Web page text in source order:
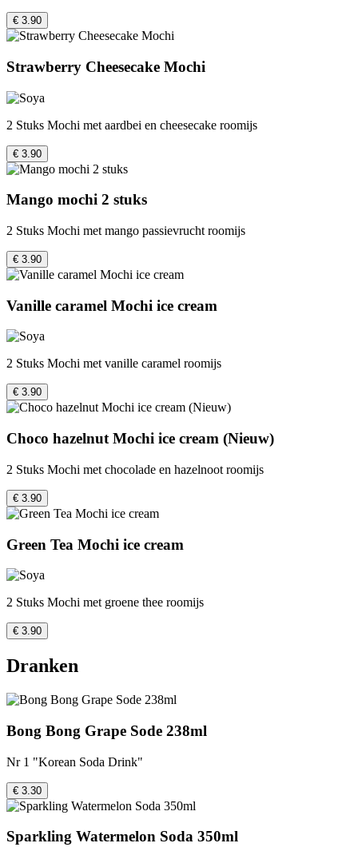
€ 3.90
Strawberry Cheesecake Mochi
2 Stuks Mochi met aardbei en cheesecake roomijs
€ 3.90
Mango mochi 2 stuks
2 Stuks Mochi met mango passievrucht roomijs
€ 3.90
Vanille caramel Mochi ice cream
2 Stuks Mochi met vanille caramel roomijs
€ 3.90
Choco hazelnut Mochi ice cream (Nieuw)
2 Stuks Mochi met chocolade en hazelnoot roomijs
€ 3.90
Green Tea Mochi ice cream
2 Stuks Mochi met groene thee roomijs
€ 3.90
Dranken
Bong Bong Grape Sode 238ml
Nr 1 "Korean Soda Drink"
€ 3.30
Sparkling Watermelon Soda 350ml